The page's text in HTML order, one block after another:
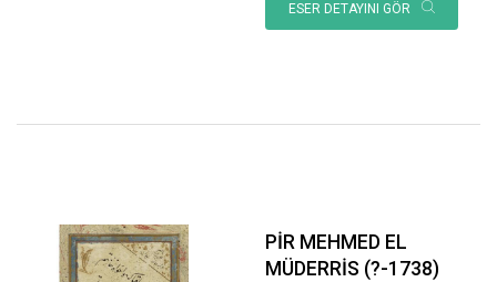
ESER DETAYINI GÖR
PİR MEHMED EL
MÜDERRİS (?-1738)